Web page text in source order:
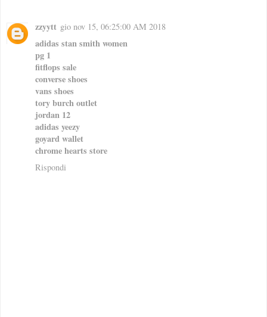
zzyytt gio nov 15, 06:25:00 AM 2018
adidas stan smith women
pg 1
fitflops sale
converse shoes
vans shoes
tory burch outlet
jordan 12
adidas yeezy
goyard wallet
chrome hearts store
Rispondi